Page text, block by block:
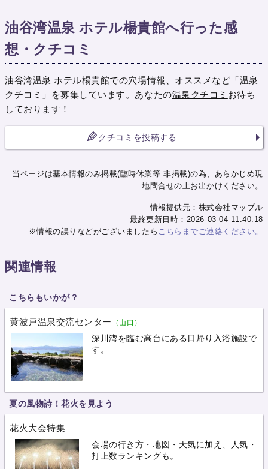
油谷湾温泉 ホテル楊貴館へ行った感
想・クチコミ
油谷湾温泉 ホテル楊貴館での穴場情報、オススメなど「温泉
クチコミ」を募集しています。あなたの温泉クチコミ お待ち
しております！
クチコミを投稿する
当ページは基本情報のみ掲載(臨時休業等 非掲載)の為、あらかじめ現
地問合せの上お出かけください。
情報提供元：株式会社マップル
最終更新日時：2026-03-04 11:40:18
※情報の誤りなどがございましたら こちらまでご連絡ください。
関連情報
こちらもいかが？
黄波戸温泉交流センター （山口）
深川湾を臨む高台にある日帰り入浴施設で
す。
夏の風物詩！花火を見よう
花火大会特集
会場の行き方・地図・天気に加え、人気・
打上数ランキングも。